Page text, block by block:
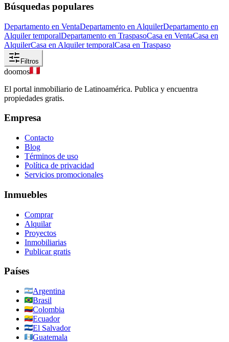
Búsquedas populares
Departamento en VentaDepartamento en AlquilerDepartamento en
Alquiler temporalDepartamento en TraspasoCasa en VentaCasa en
AlquilerCasa en Alquiler temporalCasa en Traspaso
Filtros
doomos
El portal inmobiliario de Latinoamérica. Publica y encuentra
propiedades gratis.
Empresa
Contacto
Blog
Términos de uso
Política de privacidad
Servicios promocionales
Inmuebles
Comprar
Alquilar
Proyectos
Inmobiliarias
Publicar gratis
Países
Argentina
Brasil
Colombia
Ecuador
El Salvador
Guatemala